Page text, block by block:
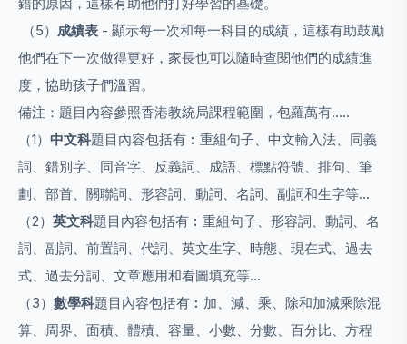
（5） 成績表 - 顯示每一次和每一科目的成績，這樣有助鼓勵
他們在下一次做得更好，家長也可以隨時查閱他們的成績進
度，協助孩子們溫習。
備注：題目內容參照香港教統局課程範圍，包羅萬有.....
（1） 中文科題目內容包括有︰重組句子、中文輸入法、同義
詞、錯別字、同音字、反義詞、成語、標點符號、排句、筆
劃、部首、關聯詞、形容詞、動詞、名詞、副詞和生字等…
（2） 英文科題目內容包括有︰重組句子、形容詞、動詞、名
詞、副詞、前置詞、代詞、英文生字、時態、現在式、過去
式、過去分詞、文章應用和看圖填充等…
（3） 數學科題目內容包括有︰加、減、乘、除和加減乘除混
算、周界、面積、體積、容量、小數、分數、百分比、方程